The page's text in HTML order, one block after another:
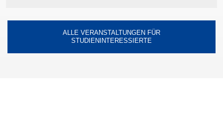
ALLE VERANSTALTUNGEN FÜR
STUDIENINTERESSIERTE